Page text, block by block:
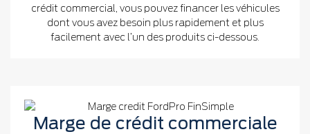
crédit commercial, vous pouvez financer les véhicules
dont vous avez besoin plus rapidement et plus
facilement avec l’un des produits ci-dessous.
Marge de crédit commerciale